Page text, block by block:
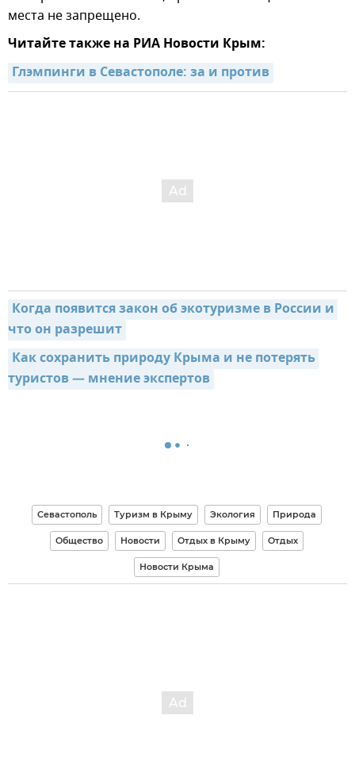
места не запрещено.
Читайте также на РИА Новости Крым:
Глэмпинги в Севастополе: за и против
Когда появится закон об экотуризме в России и
что он разрешит
Как сохранить природу Крыма и не потерять
туристов — мнение экспертов
Севастополь Туризм в Крыму Экология Природа
Общество Новости Отдых в Крыму Отдых
Новости Крыма